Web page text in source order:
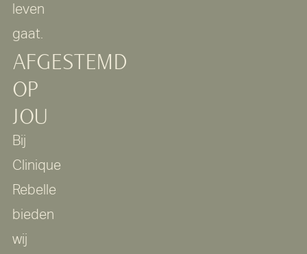
leven
gaat.
AFGESTEMD
OP
JOU
Bij
Clinique
Rebelle
bieden
wij